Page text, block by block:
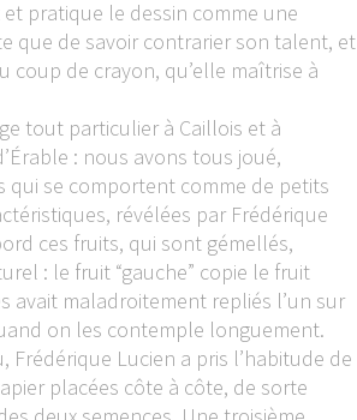
pratique le dessin comme une
que de savoir contrarier son talent, et
coup de crayon, qu’elle maîtrise à
tout particulier à Caillois et à
: nous avons tous joué,
qui se comportent comme de petits
révélées par Frédérique
ces fruits, qui sont gémellés,
: le fruit “gauche” copie le fruit
avait maladroitement repliés l’un sur
on les contemple longuement.
Lucien a pris l’habitude de
placées côte à côte, de sorte